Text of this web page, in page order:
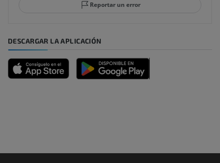
Reportar un error
DESCARGAR LA APLICACIÓN